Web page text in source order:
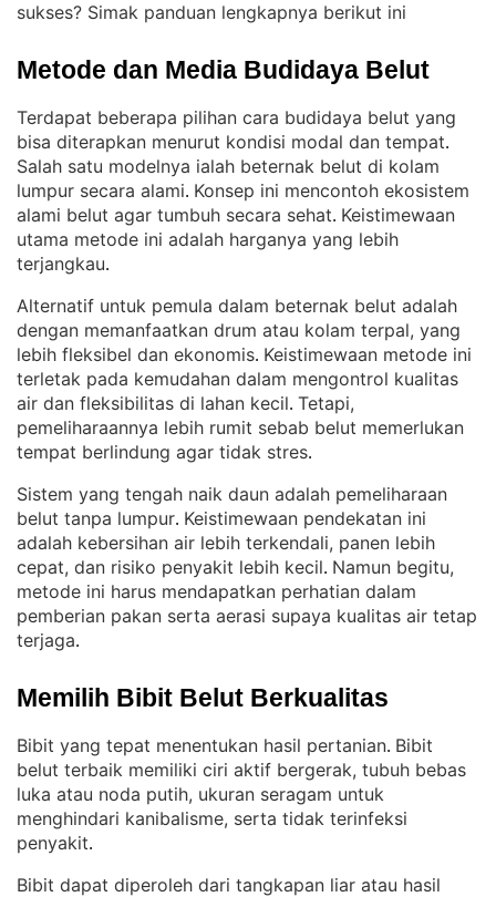
sukses? Simak panduan lengkapnya berikut ini
Metode dan Media Budidaya Belut
Terdapat beberapa pilihan cara budidaya belut yang
bisa diterapkan menurut kondisi modal dan tempat
Salah satu modelnya ialah beternak belut di kolam
lumpur secara alami. Konsep ini mencontoh ekosistem
alami belut agar tumbuh secara sehat. Keistimewaan
utama metode ini adalah harganya yang lebih
terjangkau.
Alternatif untuk pemula dalam beternak belut adalah
dengan memanfaatkan drum atau kolam terpal, yang
lebih fleksibel dan ekonomis. Keistimewaan metode ini
terletak pada kemudahan dalam mengontrol kualitas
air dan fleksibilitas di lahan kecil. Tetapi,
pemeliharaannya lebih rumit sebab belut memerlukan
tempat berlindung agar tidak stres.
Sistem yang tengah naik daun adalah pemeliharaan
belut tanpa lumpur. Keistimewaan pendekatan ini
adalah kebersihan air lebih terkendali, panen lebih
cepat, dan risiko penyakit lebih kecil. Namun begitu,
metode ini harus mendapatkan perhatian dalam
pemberian pakan serta aerasi supaya kualitas air tetap
terjaga.
Memilih Bibit Belut Berkualitas
Bibit yang tepat menentukan hasil pertanian. Bibit
belut terbaik memiliki ciri aktif bergerak, tubuh bebas
luka atau noda putih, ukuran seragam untuk
menghindari kanibalisme, serta tidak terinfeksi
penyakit.
Bibit dapat diperoleh dari tangkapan liar atau hasil